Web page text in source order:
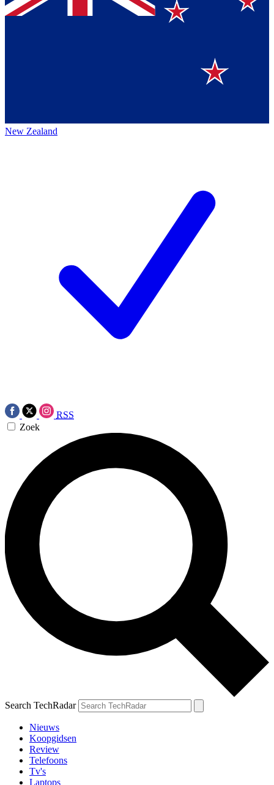
New Zealand
RSS
Zoek
Search TechRadar
Nieuws
Koopgidsen
Review
Telefoons
Tv's
Laptops